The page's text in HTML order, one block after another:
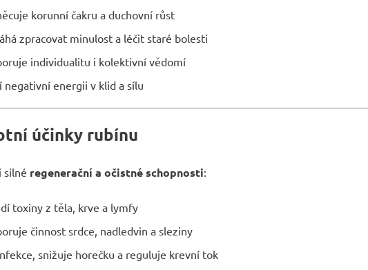
korunní čakru a duchovní růst
zpracovat minulost a léčit staré bolesti
individualitu i kolektivní vědomí
negativní energii v klid a sílu
účinky rubínu
silné regenerační a očistné schopnosti:
toxiny z těla, krve a lymfy
činnost srdce, nadledvin a sleziny
snižuje horečku a reguluje krevní tok